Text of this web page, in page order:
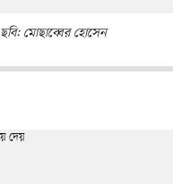
ছবি: মোছাব্বের হোসেন